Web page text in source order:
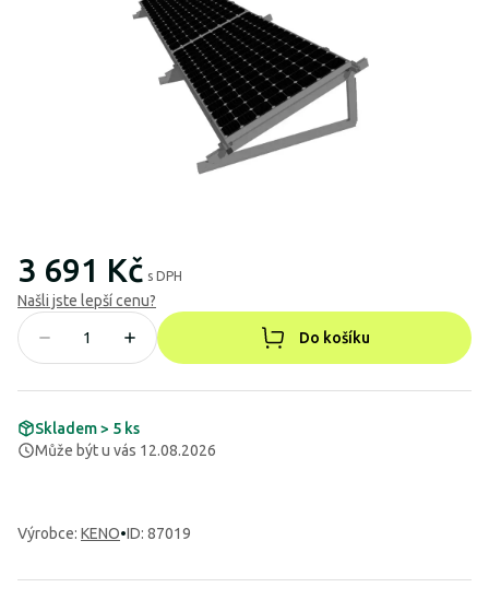
3 691 Kč s DPH
Našli jste lepší cenu?
Do košíku
Skladem > 5 ks
Může být u vás 12.08.2026
Výrobce: KENO•ID: 87019